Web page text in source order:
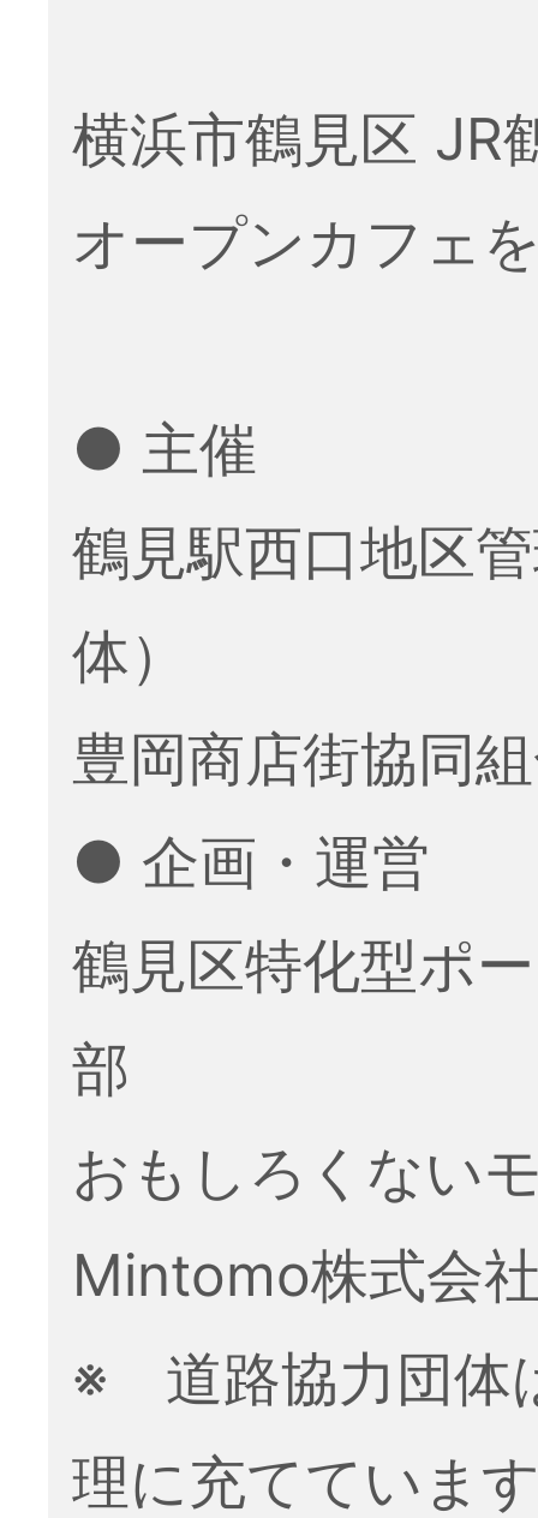
横浜市鶴見区 JR
オープンカフェ
● 主催
鶴見駅西口地区
体）
豊岡商店街協同
● 企画・運営
鶴見区特化型ポ
部
おもしろくない
Mintomo株式会
※ 道路協力団体
理に充てていま